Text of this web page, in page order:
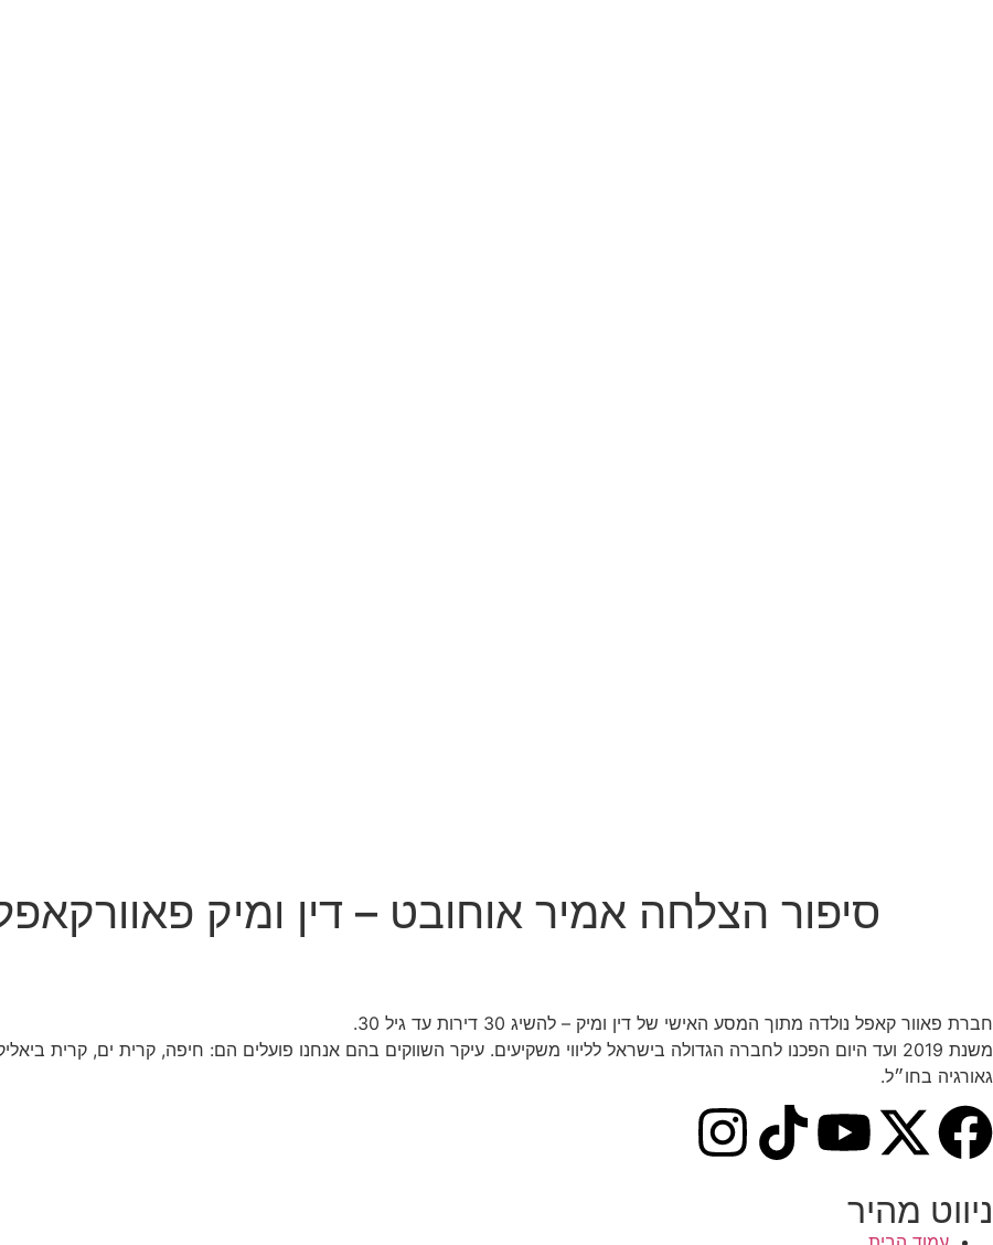
סיפור הצלחה אמיר אוחובט – דין ומיק
חברת פאוור קאפל נולדה מתוך המסע האישי של דין ומיק – להשיג 30 דירות עד גיל 30.
משנת 2019 ועד היום הפכנו לחברה הגדולה בישראל לליווי משקיעים. עיקר השווקים בהם אנחנו פועלים הם: חיפה, קרית ים, קרית
גאורגיה בחו״ל.
ניווט מהיר